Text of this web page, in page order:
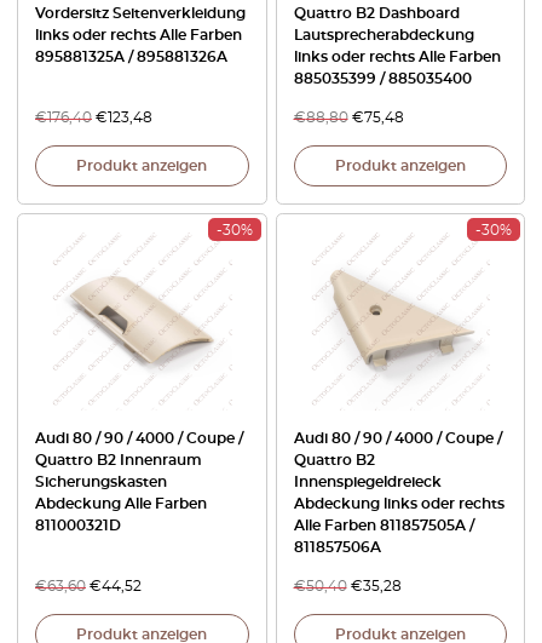
Vordersitz Seitenverkleidung
links oder rechts Alle Farben
895881325A / 895881326A
€176,40 €123,48
Produkt anzeigen
Quattro B2 Dashboard
Lautsprecherabdeckung
links oder rechts Alle Farben
885035399 / 885035400
€88,80 €75,48
Produkt anzeigen
-30%
Audi 80 / 90 / 4000 / Coupe /
Quattro B2 Innenraum
Sicherungskasten
Abdeckung Alle Farben
811000321D
€63,60 €44,52
Produkt anzeigen
-30%
Audi 80 / 90 / 4000 / Coupe /
Quattro B2
Innenspiegeldreieck
Abdeckung links oder rechts
Alle Farben 811857505A /
811857506A
€50,40 €35,28
Produkt anzeigen